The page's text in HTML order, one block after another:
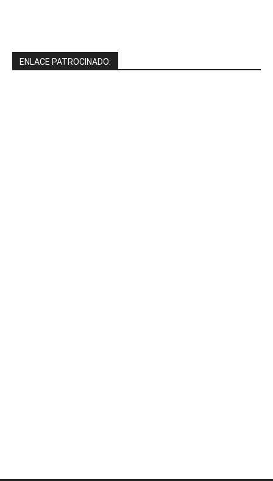
ENLACE PATROCINADO: